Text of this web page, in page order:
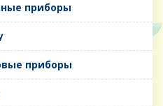
приборы
приборы